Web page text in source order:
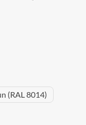
(RAL 8014)